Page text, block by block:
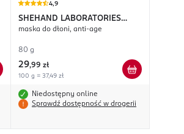
4,9
SHEHAND LABORATORIES
Kuracja Kolagenowa
maska do dłoni, anti-age
80 g
29,99 zł
100 g = 37,49 zł
Niedostępny online
Sprawdź dostępność w drogerii